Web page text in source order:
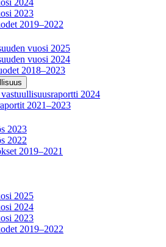
2024
2023
2019–2022
vuosi 2025
vuosi 2024
2018–2023
2024
2021–2023
2023
2022
2019–2021
2025
2024
2023
2019–2022